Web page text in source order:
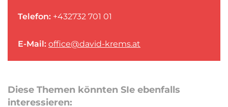
Telefon: +432732 701 01
E-Mail: office@david-krems.at
Diese Themen könnten SIe ebenfalls
interessieren: